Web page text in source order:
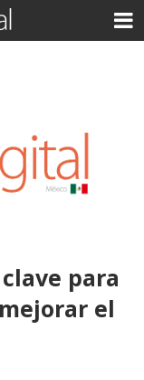
para
el